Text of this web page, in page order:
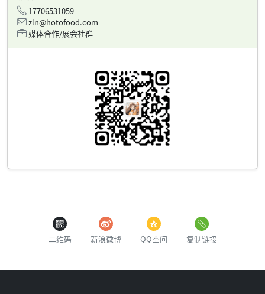
17706531059
zln@hotofood.com
媒体合作/展会社群
二维码 新浪微博 QQ空间 复制链接